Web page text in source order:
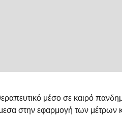
μέσο σε καιρό
στην εφαρμογή των μέτρων